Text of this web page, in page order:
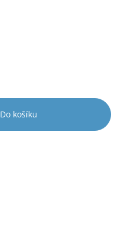
Do košíku